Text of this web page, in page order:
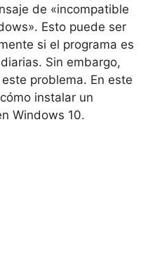
de «incompatible
Esto puede ser
si el programa es
Sin embargo,
problema. En este
instalar un
Windows 10.